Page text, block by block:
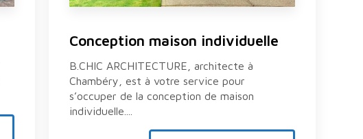
Conception maison individuelle
B.CHIC ARCHITECTURE, architecte à
Chambéry, est à votre service pour
s’occuper de la conception de maison
individuelle....